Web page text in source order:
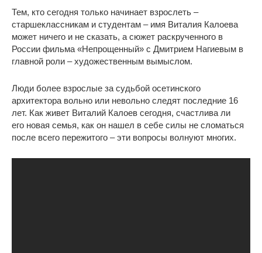
Тем, кто сегодня только начинает взрослеть –
старшеклассникам и студентам – имя Виталия Калоева
может ничего и не сказать, а сюжет раскрученного в
России фильма «Непрощенный» с Дмитрием Нагиевым в
главной роли – художественным вымыслом.
Люди более взрослые за судьбой осетинского
архитектора вольно или невольно следят последние 16
лет. Как живет Виталий Калоев сегодня, счастлива ли
его новая семья, как он нашел в себе силы не сломаться
после всего пережитого – эти вопросы волнуют многих.